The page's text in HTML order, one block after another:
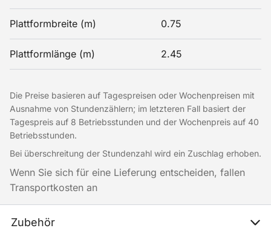
Plattformbreite (m) 0.75
Plattformlänge (m) 2.45
Die Preise basieren auf Tagespreisen oder Wochenpreisen mit
Ausnahme von Stundenzählern; im letzteren Fall basiert der
Tagespreis auf 8 Betriebsstunden und der Wochenpreis auf 40
Betriebsstunden.
Bei überschreitung der Stundenzahl wird ein Zuschlag erhoben.
Wenn Sie sich für eine Lieferung entscheiden, fallen
Transportkosten an
Zubehör